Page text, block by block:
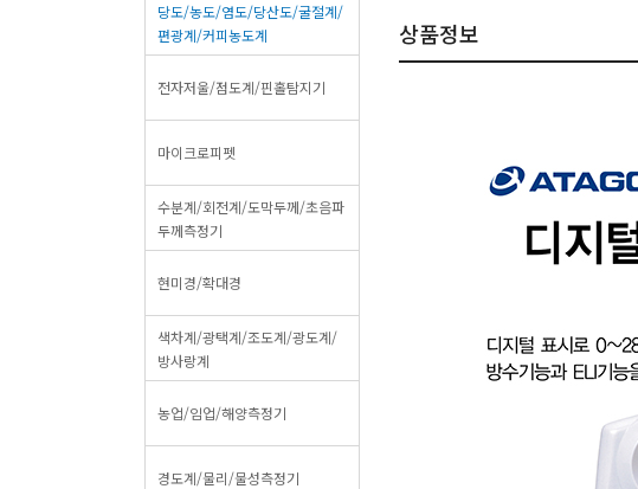
당도/농도/염도/당산도/굴절계/
편광계/커피농도계
전자저울/점도계/핀홀탐지기
마이크로피펫
수분계/회전계/도막두께/초음파
두께측정기
현미경/확대경
색차계/광택계/조도계/광도계/
방사랑계
농업/임업/해양측정기
경도계/물리/물성측정기
상품정보